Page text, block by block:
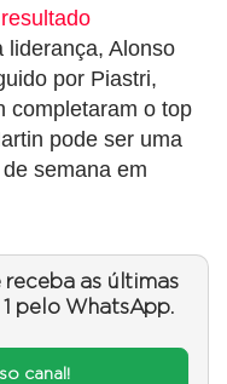
liderança, Alonso
por Piastri,
completaram o top
pode ser uma
semana em
receba as últimas
pelo WhatsApp.
canal!